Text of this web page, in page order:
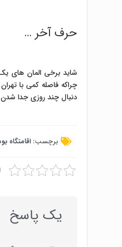
حرف آخر …
شاید برخی المان های
چراکه فاصله کمی با
دنبال چند روزی جدا شدن
برچسب: اقامتگاه
یک پاسخ